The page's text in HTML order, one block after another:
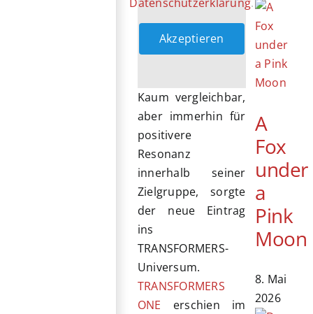
Akzeptieren
Kaum vergleichbar,
aber immerhin für
positivere
Resonanz
innerhalb seiner
Zielgruppe, sorgte
der neue Eintrag
ins
TRANSFORMERS-
Universum.
TRANSFORMERS
ONE erschien im
A
Fox
under
a
Pink
Moon
8. Mai
2026